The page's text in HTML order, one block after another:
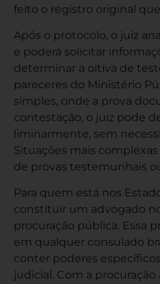
feito o registro original
Após o protocolo, o juiz
e poderá solicitar
determinar a oitiva de
pareceres do Ministério
simples, onde a prova
contestação, o juiz pode
liminarmente, sem
Situações mais
de provas testemunhais
Para quem está nos
constituir um advogado
procuração pública. Essa
em qualquer consulado
conter poderes
judicial. Com a